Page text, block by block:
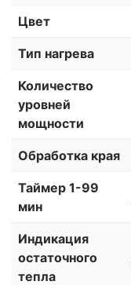
Цвет
Тип нагрева
Количество
уровней
мощности
Обработка края
Таймер 1-99
мин
Индикация
остаточного
тепла